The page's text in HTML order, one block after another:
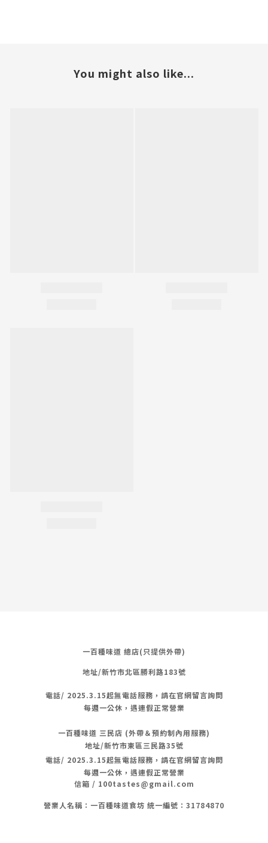
You might also like...
一百種味道 總店(只提供外帶)
地址/新竹市北區勝利路183號
電話/ 2025.3.15起無電話服務，請在官網留言詢問
每週一公休，遇連假正常營業
一百種味道 三民店 (外帶＆預約制內用服務)
地址/新竹市東區三民路35號
電話/ 2025.3.15起無電話服務，請在官網留言詢問
每週一公休，遇連假正常營業
信箱 / 100tastes@gmail.com
營業人名稱：一百種味道食坊 統一編號：31784870